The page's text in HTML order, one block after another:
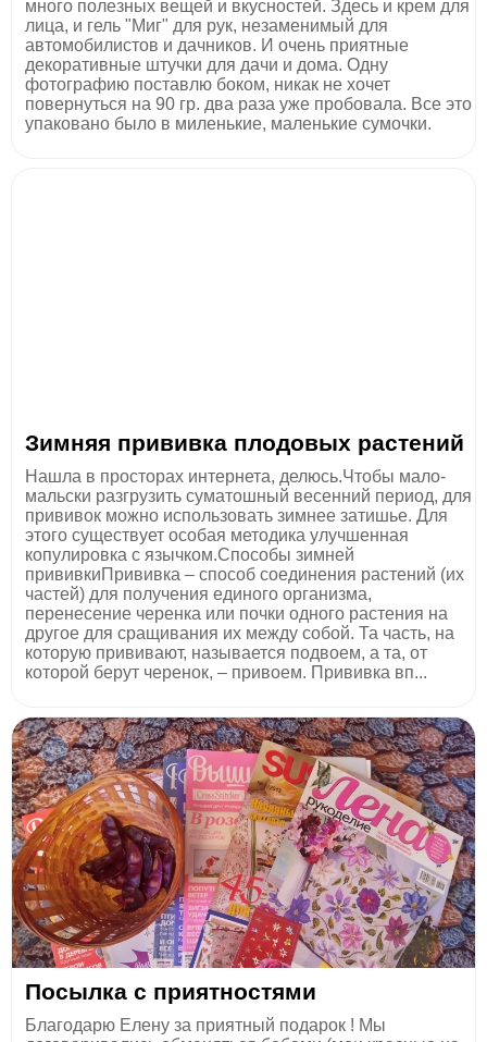
много полезных вещей и вкусностей. Здесь и крем для
лица, и гель "Миг" для рук, незаменимый для
автомобилистов и дачников. И очень приятные
декоративные штучки для дачи и дома. Одну
фотографию поставлю боком, никак не хочет
повернуться на 90 гр. два раза уже пробовала. Все это
упаковано было в миленькие, маленькие сумочки.
Зимняя прививка плодовых растений
Нашла в просторах интернета, делюсь.Чтобы мало-
мальски разгрузить суматошный весенний период, для
прививок можно использовать зимнее затишье. Для
этого существует особая методика улучшенная
копулировка с язычком.Способы зимней
прививкиПрививка – способ соединения растений (их
частей) для получения единого организма,
перенесение черенка или почки одного растения на
другое для сращивания их между собой. Та часть, на
которую прививают, называется подвоем, а та, от
которой берут черенок, – привоем. Прививка вп...
Посылка с приятностями
Благодарю Елену за приятный подарок ! Мы